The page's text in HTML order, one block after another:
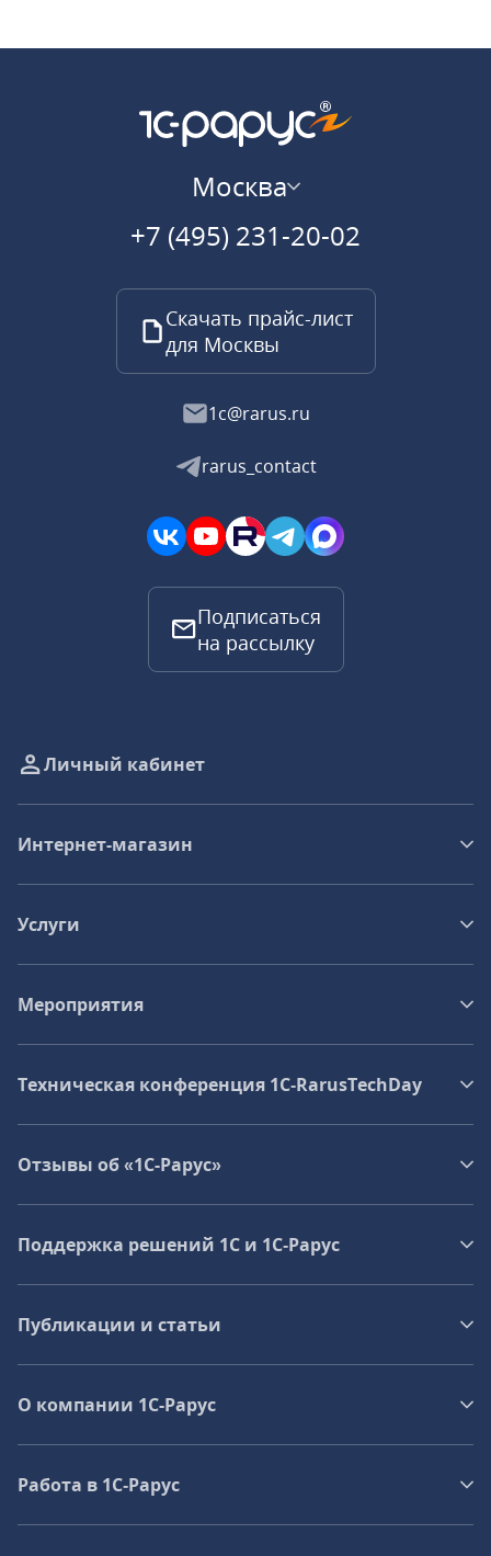
Москва
+7 (495) 231-20-02
Скачать прайс-лист
для Москвы
1c@rarus.ru
rarus_contact
Подписаться
на рассылку
Личный кабинет
Интернет-магазин
Услуги
Мероприятия
Техническая конференция 1C‑RarusTechDay
Отзывы об «1С-Рарус»
Поддержка решений 1С и 1С‑Рарус
Публикации и статьи
О компании 1C-Рарус
Работа в 1С‑Рарус